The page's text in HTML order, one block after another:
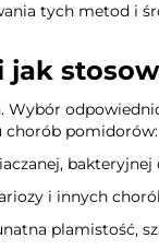
tych metod i
chorób pomidorów:
i innych
plamistość,